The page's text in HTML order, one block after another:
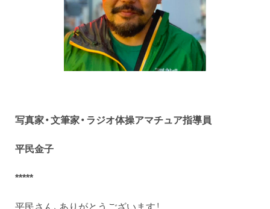
写真家・文筆家・ラジオ体操アマチュア指導員
平民金子
*****